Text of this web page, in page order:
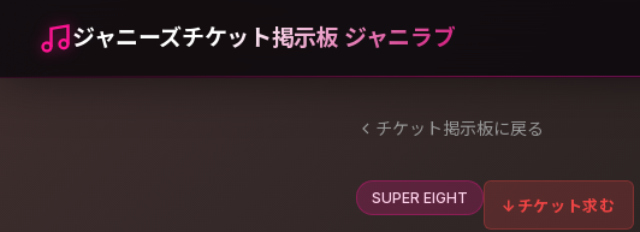
ジャニーズチケット掲示板 ジャニラブ
チケット掲示板に戻る
SUPER EIGHT ↓ チケット求む